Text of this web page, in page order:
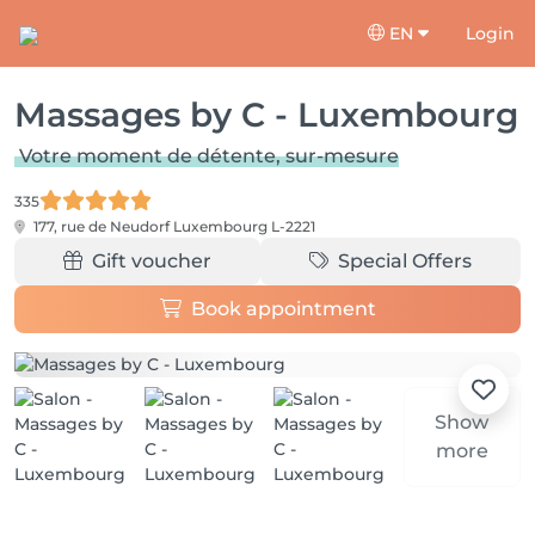
EN Login
Massages by C - Luxembourg
Votre moment de détente, sur-mesure
335
177, rue de Neudorf Luxembourg L-2221
Gift voucher Special Offers
Book appointment
Show
more